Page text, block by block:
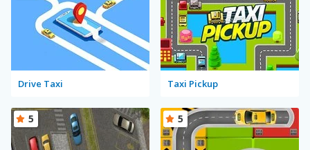
Drive Taxi Taxi Pickup
5 5